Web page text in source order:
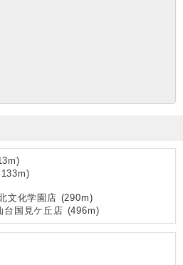
m)
m)
文化学園店 (290m)
国見ケ丘店 (496m)